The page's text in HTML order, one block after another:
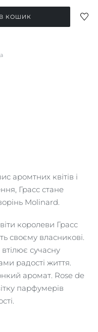
КОШИК
аромтних квітів і
Грасс стане
Molinard.
королеви Грасс
своєму власникові.
сучасну
радості життя.
аромат. Rose de
парфумерів